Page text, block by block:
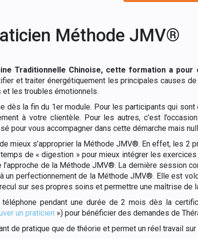
Méthode JMV®
Traditionnelle Chinoise, cette formation a
et traiter énergétiquement les principales causes
les troubles émotionnels.
dès la fin du 1er module. Pour les participants qui
à votre clientèle. Pour les autres, c’est
pour vous accompagner dans cette démarche mais
mieux s’approprier la Méthode JMV®. En effet, les 2
de « digestion » pour mieux intégrer les
de la Méthode JMV®. La dernière session
un perfectionnement de la Méthode JMV®. Elle est
sur ses propres soins et permettre une maîtrise de
pendant une durée de 2 mois dès la
un praticien ») pour bénéficier des demandes de
de pratique que de théorie et permet un réel travail sur